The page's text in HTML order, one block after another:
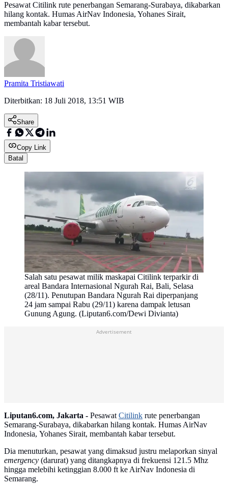
Pesawat Citilink rute penerbangan Semarang-Surabaya, dikabarkan
hilang kontak. Humas AirNav Indonesia, Yohanes Sirait,
membantah kabar tersebut.
Pramita Tristiawati
Diterbitkan: 18 Juli 2018, 13:51 WIB
Share
Copy Link
Batal
Salah satu pesawat milik maskapai Citilink terparkir di
areal Bandara Internasional Ngurah Rai, Bali, Selasa
(28/11). Penutupan Bandara Ngurah Rai diperpanjang
24 jam sampai Rabu (29/11) karena dampak letusan
Gunung Agung. (Liputan6.com/Dewi Divianta)
Advertisement
Liputan6.com, Jakarta - PesawatCitilink rute penerbangan
Semarang-Surabaya, dikabarkan hilang kontak. Humas AirNav
Indonesia, Yohanes Sirait, membantah kabar tersebut.
Dia menuturkan, pesawat yang dimaksud justru melaporkan sinyal
emergency (darurat) yang ditangkapnya di frekuensi 121.5 Mhz
hingga melebihi ketinggian 8.000 ft ke AirNav Indonesia di
Semarang.